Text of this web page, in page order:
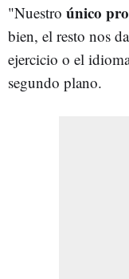
"Nuestro único
bien, el resto nos
ejercicio o el
segundo plano.